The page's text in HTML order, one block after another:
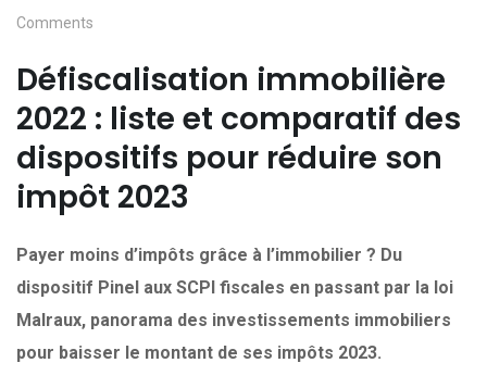
Comments
Défiscalisation immobilière
2022 : liste et comparatif des
dispositifs pour réduire son
impôt 2023
Payer moins d’impôts grâce à l’immobilier ? Du
dispositif Pinel aux SCPI fiscales en passant par la loi
Malraux, panorama des investissements immobiliers
pour baisser le montant de ses impôts 2023.